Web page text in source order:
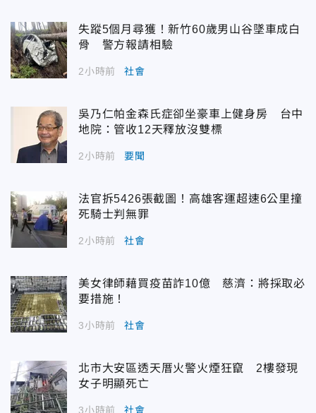
失蹤5個月尋獲！新竹60歲男山谷墜車成白
骨 警方報請相驗
2小時前 社會
吳乃仁帕金森氏症卻坐豪車上健身房 台中
地院：管收12天釋放沒雙標
2小時前 要聞
法官拆5426張截圖！高雄客運超速6公里撞
死騎士判無罪
2小時前 社會
美女律師藉買疫苗詐10億 慈濟：將採取必
要措施！
3小時前 社會
北市大安區透天厝火警火煙狂竄 2樓發現
女子明顯死亡
3小時前 社會